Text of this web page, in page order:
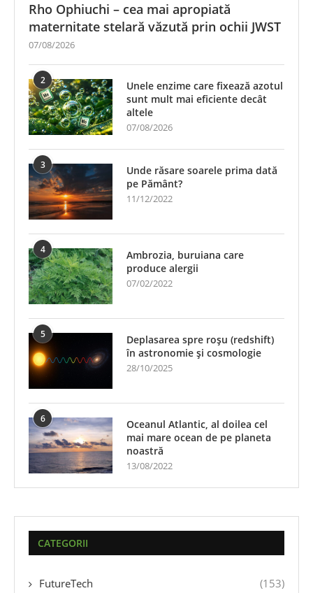
Rho Ophiuchi – cea mai apropiată
maternitate stelară văzută prin ochii JWST
07/08/2026
2
Unele enzime care fixează azotul
sunt mult mai eficiente decât
altele
07/08/2026
3
Unde răsare soarele prima dată
pe Pământ?
11/12/2022
4
Ambrozia, buruiana care
produce alergii
07/02/2022
5
Deplasarea spre roșu (redshift)
în astronomie și cosmologie
28/10/2025
6
Oceanul Atlantic, al doilea cel
mai mare ocean de pe planeta
noastră
13/08/2022
CATEGORII
FutureTech (153)